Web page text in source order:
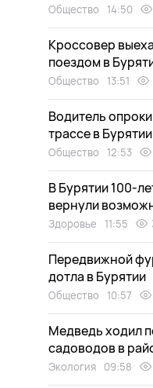
Общество 14:50
Кроссовер
поездом в
Общество 13:51
Водитель
трассе в Бурятии
Общество 12:53
В Бурятии 100-
вернули
Здоровье 11:55
Передвижной
дотла в Бурятии
Общество 10:57
Медведь ходил
садоводов в
Экология 09:58